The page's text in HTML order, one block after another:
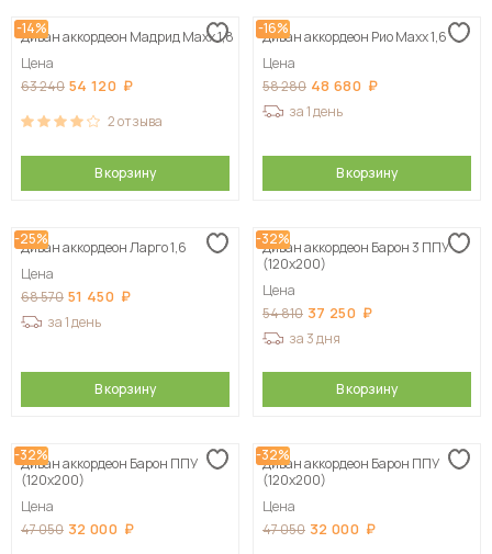
-14%
Диван аккордеон Мадрид Maxx 1,8
Цена
63 240 54 120
2отзыва
В корзину
-16%
Диван аккордеон Рио Maxx 1,6
Цена
58 280 48 680
за 1 день
В корзину
-25%
Диван аккордеон Ларго 1,6
Цена
68 570 51 450
за 1 день
В корзину
-32%
Диван аккордеон Барон 3 ППУ
(120х200)
Цена
54 810 37 250
за 3 дня
В корзину
-32%
Диван аккордеон Барон ППУ
(120х200)
Цена
47 050 32 000
-32%
Диван аккордеон Барон ППУ
(120х200)
Цена
47 050 32 000